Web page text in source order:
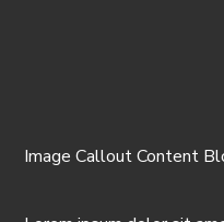
Image Callout Content